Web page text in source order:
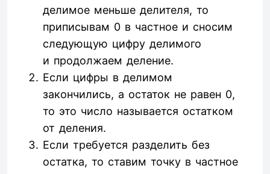
делимое меньше делителя, то
приписывам 0 в частное и сносим
следующую цифру делимого
и продолжаем деление.
Если цифры в делимом
закончились, а остаток не равен 0,
то это число называется остатком
от деления.
Если требуется разделить без
остатка, то ставим точку в частное